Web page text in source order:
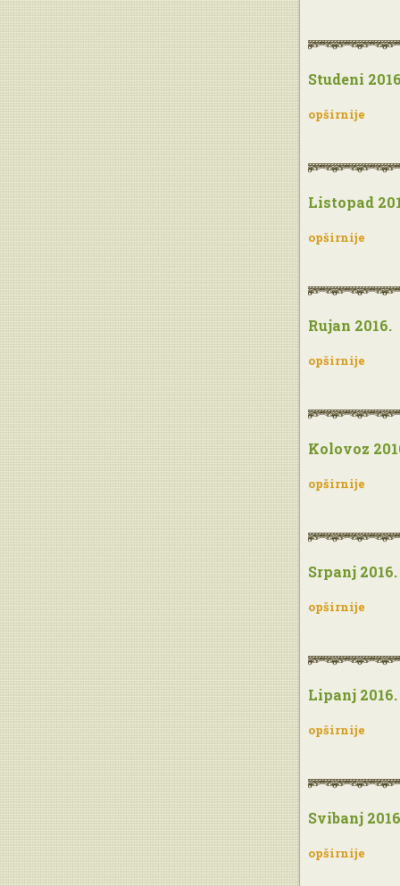
Studeni
opširnije
Listopad
opširnije
Rujan 2016.
opširnije
Kolovoz
opširnije
Srpanj 2016.
opširnije
Lipanj 2016.
opširnije
Svibanj
opširnije